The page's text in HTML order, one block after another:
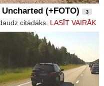
(+FOTO) 3
citādāks. LASĪT VAIRĀK